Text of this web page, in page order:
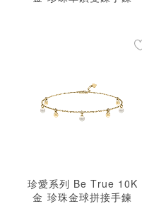
珍愛系列 Be True 10K
金 珍珠金球拼接手鍊